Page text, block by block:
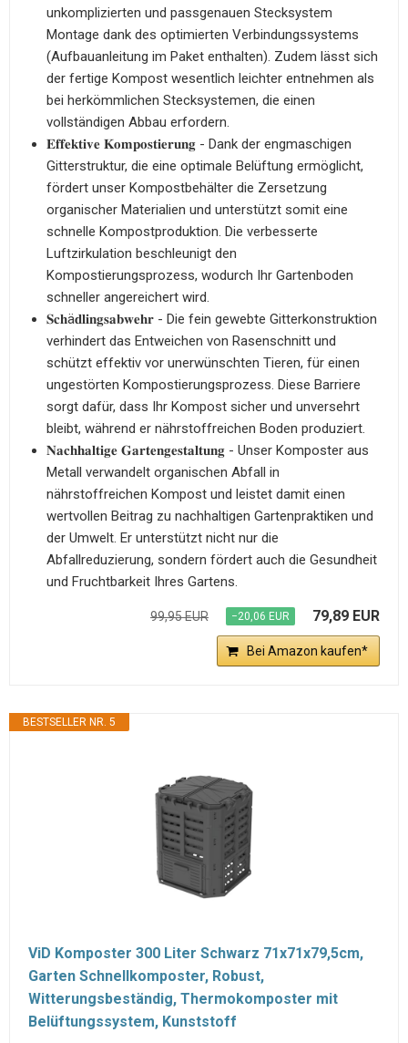
unkomplizierten und passgenauen Stecksystem
Montage dank des optimierten Verbindungssystems
(Aufbauanleitung im Paket enthalten). Zudem lässt sich
der fertige Kompost wesentlich leichter entnehmen als
bei herkömmlichen Stecksystemen, die einen
vollständigen Abbau erfordern.
𝐄𝐟𝐟𝐞𝐤𝐭𝐢𝐯𝐞 𝐊𝐨𝐦𝐩𝐨𝐬𝐭𝐢𝐞𝐫𝐮𝐧𝐠 - Dank der engmaschigen
Gitterstruktur, die eine optimale Belüftung ermöglicht,
fördert unser Kompostbehälter die Zersetzung
organischer Materialien und unterstützt somit eine
schnelle Kompostproduktion. Die verbesserte
Luftzirkulation beschleunigt den
Kompostierungsprozess, wodurch Ihr Gartenboden
schneller angereichert wird.
𝐒𝐜𝐡ä𝐝𝐥𝐢𝐧𝐠𝐬𝐚𝐛𝐰𝐞𝐡𝐫 - Die fein gewebte Gitterkonstruktion
verhindert das Entweichen von Rasenschnitt und
schützt effektiv vor unerwünschten Tieren, für einen
ungestörten Kompostierungsprozess. Diese Barriere
sorgt dafür, dass Ihr Kompost sicher und unversehrt
bleibt, während er nährstoffreichen Boden produziert.
𝐍𝐚𝐜𝐡𝐡𝐚𝐥𝐭𝐢𝐠𝐞 𝐆𝐚𝐫𝐭𝐞𝐧𝐠𝐞𝐬𝐭𝐚𝐥𝐭𝐮𝐧𝐠 - Unser Komposter aus
Metall verwandelt organischen Abfall in
nährstoffreichen Kompost und leistet damit einen
wertvollen Beitrag zu nachhaltigen Gartenpraktiken und
der Umwelt. Er unterstützt nicht nur die
Abfallreduzierung, sondern fördert auch die Gesundheit
und Fruchtbarkeit Ihres Gartens.
99,95 EUR −20,06 EUR 79,89 EUR
Bei Amazon kaufen*
BESTSELLER NR. 5
ViD Komposter 300 Liter Schwarz 71x71x79,5cm,
Garten Schnellkomposter, Robust,
Witterungsbeständig, Thermokomposter mit
Belüftungssystem, Kunststoff